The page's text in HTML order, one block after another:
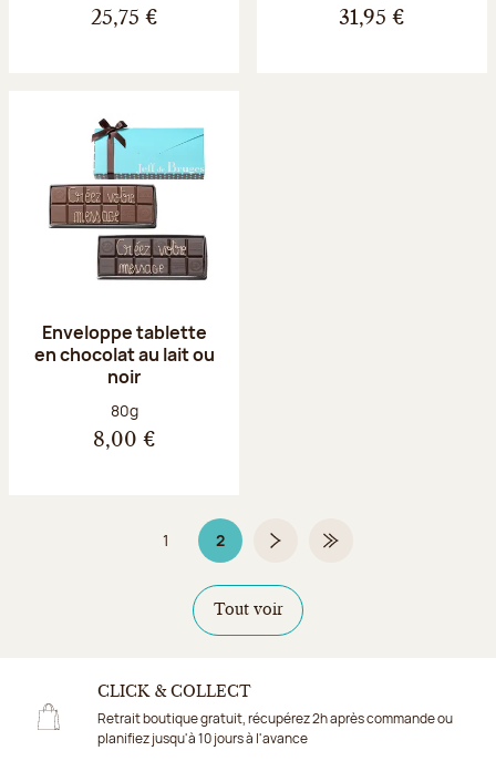
25,75 € 31,95 €
Enveloppe tablette
en chocolat au lait ou
noir
Poids net :
80g
8,00 €
Page
1 2Page 2 sur 2Page suivanteDernière page
Tout voir
CLICK & COLLECT
Retrait boutique gratuit, récupérez 2h après commande ou
planifiez jusqu'à 10 jours à l'avance